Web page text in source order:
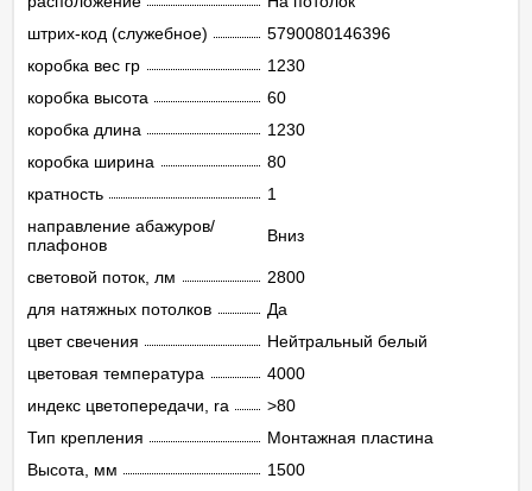
штрих-код (служебное)
5790080146396
коробка вес гр
1230
коробка высота
60
коробка длина
1230
коробка ширина
80
кратность
1
направление абажуров/
плафонов
Вниз
световой поток, лм
2800
для натяжных потолков
Да
цвет свечения
Нейтральный белый
цветовая температура
4000
индекс цветопередачи, ra
>80
Тип крепления
Монтажная пластина
Высота, мм
1500